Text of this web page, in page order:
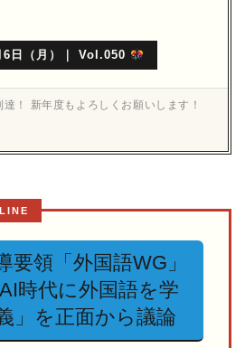
6日（月）｜ Vol.050
！ 新年度もよろしくお願いします！
要領「外国語WG」
時代に外国語を学
」を正面から議論